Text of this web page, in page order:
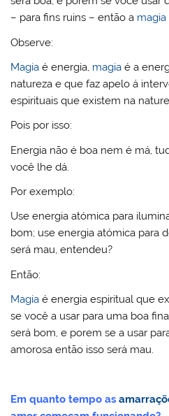
– para fins ruins – então a magia
Observe:
Magia é energia, magia é a
natureza e que faz apelo á
espirituais que existem na
Pois por isso:
Energia não é boa nem é má,
você lhe dá.
Por exemplo:
Use energia atómica para
bom; use energia atómica para
será mau, entendeu?
Então:
Magia é energia espiritual que
se você a usar para uma boa
será bom, e porem se a usar
amorosa então isso será mau.
Em quanto tempo as